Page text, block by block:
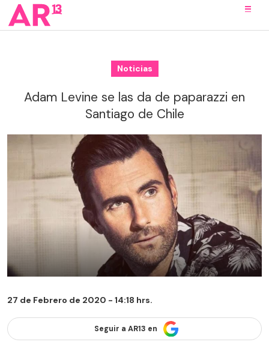
Noticias
Adam Levine se las da de paparazzi en
Santiago de Chile
27 de Febrero de 2020 - 14:18 hrs.
Seguir a AR13 en